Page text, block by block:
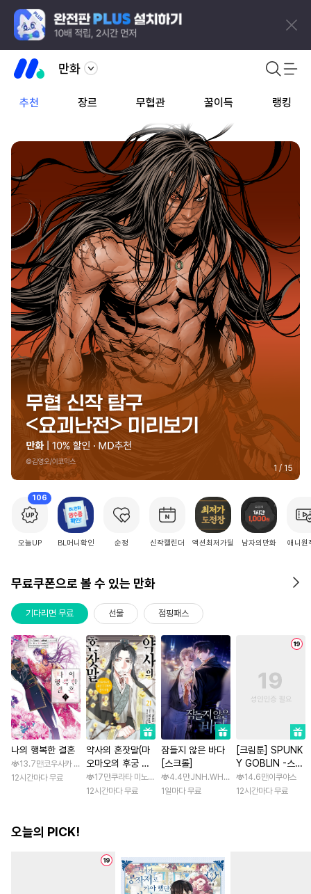
만화
추천 장르 무협관 꿀이득 랭킹
2 / 15
106
오늘UP BL머니확인 순정 신작캘린더 액션최저가딜 남자의만화 애니원
무료쿠폰으로 볼 수 있는 만화
기다리면 무료 선물 점핑패스
나의 행복한 결혼
13.7만코우사카 리토 / 아기토기 아쿠미
12시간마다 무료
약사의 혼잣말(마
오마오의 후궁 수
수께끼 풀이수첩)
17만쿠라타 미노지 / 휴우가 나츠
12시간마다 무료
잠들지 않은 바다
[스크롤]
4.4만JNH.WH Studio / Lasso
1일마다 무료
[크림툰] SPUNK
Y GOBLIN -스펑
키 고블린- [스크
롤]
14.6만이쿠야스
12시간마다 무료
오늘의 PICK!